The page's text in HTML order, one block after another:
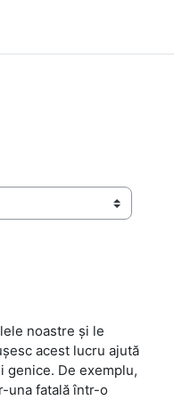
noastre și le
acest lucru ajută
genice. De exemplu,
una fatală într-o